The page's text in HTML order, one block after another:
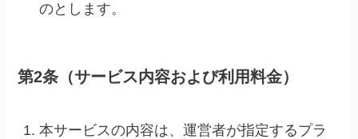
のとします。
第2条（サービス内容および利用料金）
本サービスの内容は、運営者が指定するプラ